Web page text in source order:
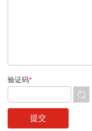
验证码*